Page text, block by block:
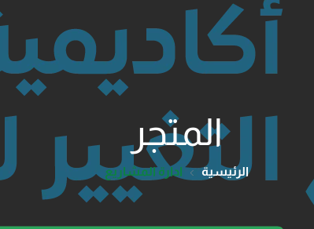
المتجر
الرئيسية ادارة المشاريع